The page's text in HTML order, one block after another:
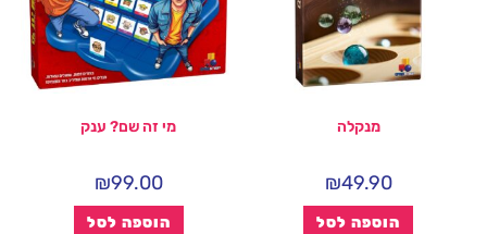
מנקלה
₪49.90
הוספה לסל
מי זה שם? ענק
₪99.00
הוספה לסל